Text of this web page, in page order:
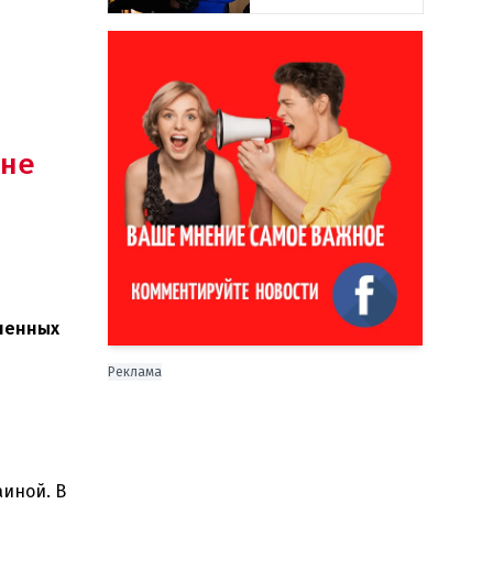
В
Реклама